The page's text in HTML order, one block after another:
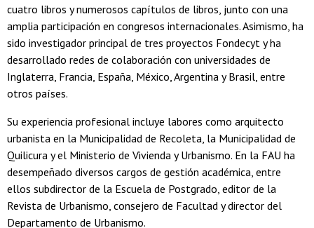
cuatro libros y numerosos capítulos de libros, junto con una
amplia participación en congresos internacionales. Asimismo, ha
sido investigador principal de tres proyectos Fondecyt y ha
desarrollado redes de colaboración con universidades de
Inglaterra, Francia, España, México, Argentina y Brasil, entre
otros países.
Su experiencia profesional incluye labores como arquitecto
urbanista en la Municipalidad de Recoleta, la Municipalidad de
Quilicura y el Ministerio de Vivienda y Urbanismo. En la FAU ha
desempeñado diversos cargos de gestión académica, entre
ellos subdirector de la Escuela de Postgrado, editor de la
Revista de Urbanismo, consejero de Facultad y director del
Departamento de Urbanismo.